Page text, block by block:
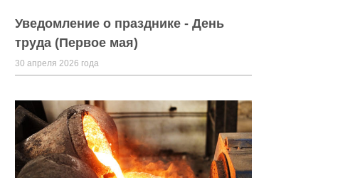
Уведомление о празднике - День
труда (Первое мая)
30 апреля 2026 года